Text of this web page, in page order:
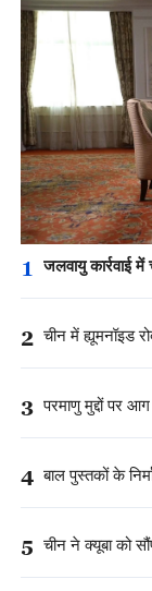
1 जलवायु कार्रवाई
2 चीन में ह्यूमनॉइड
3 परमाणु मुद्दों पर
4 बाल पुस्तकों के
5 चीन ने क्यूबा को